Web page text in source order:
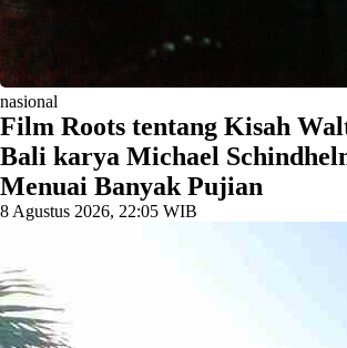
nasional
Film Roots tentang Kisah
Bali karya Michael
Menuai Banyak Pujian
8 Agustus 2026, 22:05 WIB